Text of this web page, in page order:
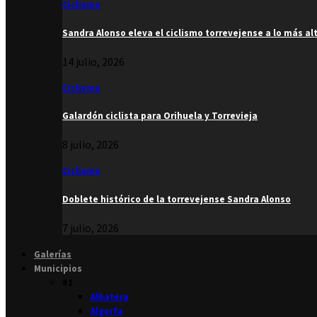
Ciclismo
Sandra Alonso eleva el ciclismo torrevejense a lo más
14 julio, 2026
Ciclismo
Galardón ciclista para Orihuela y Torrevieja
8 julio, 2026
Ciclismo
Doblete histórico de la torrevejense Sandra Alonso
7 julio, 2026
Galerías
Municipios
Albatera
Algorfa